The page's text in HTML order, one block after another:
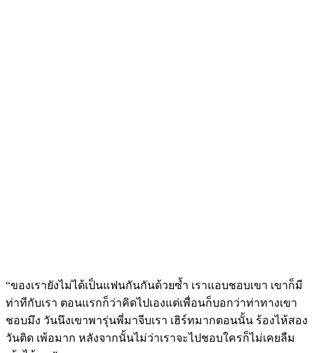
“ของเรายังไม่ได้เป็นแฟนกันกันด้วยซ้ำ เราแอบชอบเขา เขาก็มี
ท่าทีกับเรา ตอนแรกก็ว่าคิดไปเองแต่เพื่อนก็บอกว่าท่าทางเขา
ชอบมึง วันนึงเขาพารุ่นพี่มาจีบเรา เฮิร์ทมากตอนนั้น ร้องไห้สอง
วันติด เพ้อมาก หลังจากนั้นไม่ว่าเราจะไปชอบใครก็ไม่เคยลืม